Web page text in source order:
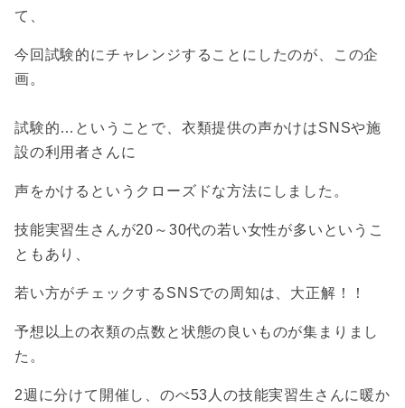
て、
今回試験的にチャレンジすることにしたのが、この企
画。
試験的…ということで、衣類提供の声かけはSNSや施
設の利用者さんに
声をかけるというクローズドな方法にしました。
技能実習生さんが20～30代の若い女性が多いというこ
ともあり、
若い方がチェックするSNSでの周知は、大正解！！
予想以上の衣類の点数と状態の良いものが集まりまし
た。
2週に分けて開催し、のべ53人の技能実習生さんに暖か